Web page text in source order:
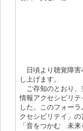
日頃より聴覚障害
し上げます。
ご存知のとおり、
情報アクセシビリ
した。このフォー
クセシビリテイ」
「音をつかむ 未来